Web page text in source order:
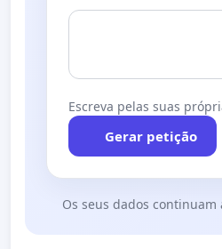
Escreva pelas suas
Gerar petição
Os seus dados continuam